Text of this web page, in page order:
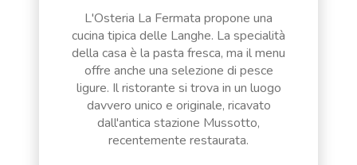
L'Osteria La Fermata propone una
cucina tipica delle Langhe. La specialità
della casa è la pasta fresca, ma il menu
offre anche una selezione di pesce
ligure. Il ristorante si trova in un luogo
davvero unico e originale, ricavato
dall'antica stazione Mussotto,
recentemente restaurata.